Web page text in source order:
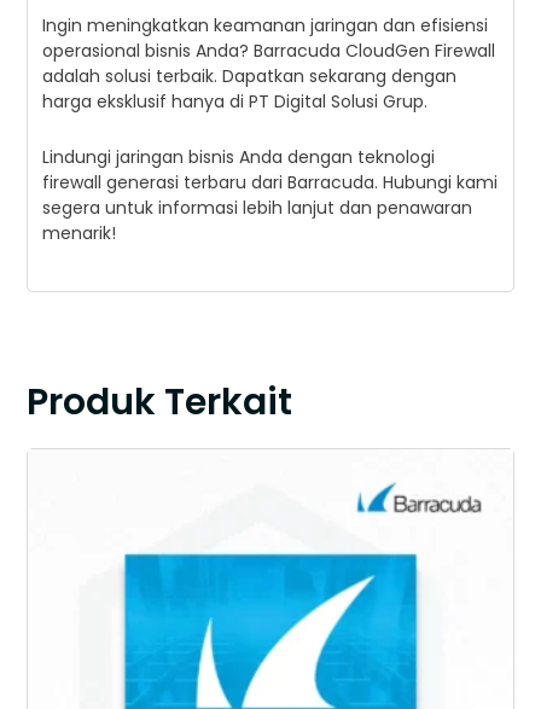
Ingin meningkatkan keamanan jaringan dan efisiensi
operasional bisnis Anda? Barracuda CloudGen Firewall
adalah solusi terbaik. Dapatkan sekarang dengan
harga eksklusif hanya di PT Digital Solusi Grup.
Lindungi jaringan bisnis Anda dengan teknologi
firewall generasi terbaru dari Barracuda. Hubungi kami
segera untuk informasi lebih lanjut dan penawaran
menarik!
Produk Terkait